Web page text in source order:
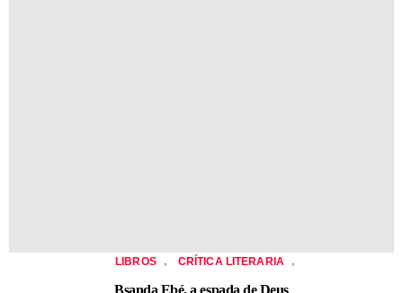
LIBROS , CRÍTICA LITERARIA ,
Bsanda Ebé, a espada de Deus